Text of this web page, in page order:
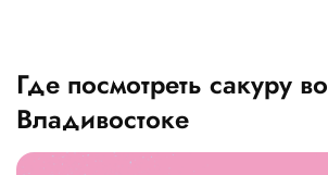
Где посмотреть сакуру во
Владивостоке